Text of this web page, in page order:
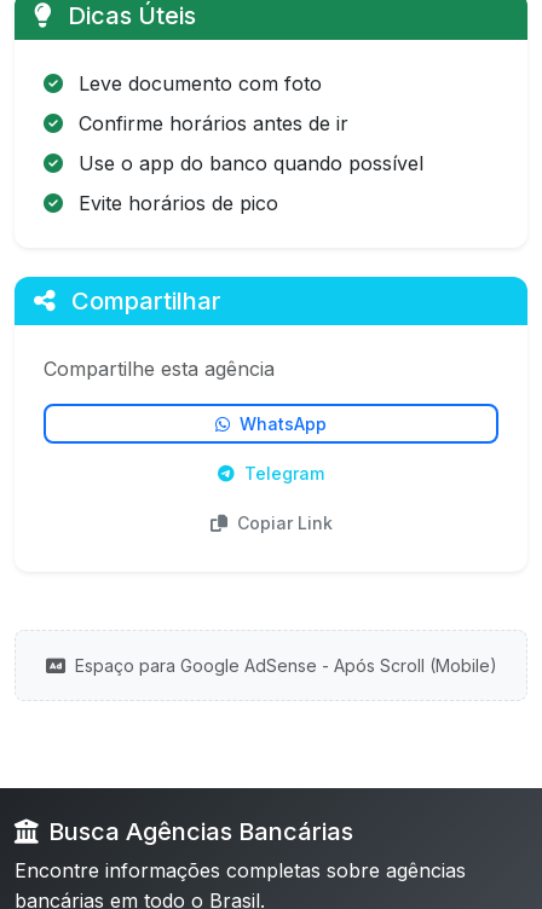
Dicas Úteis
Leve documento com foto
Confirme horários antes de ir
Use o app do banco quando possível
Evite horários de pico
Compartilhar
Compartilhe esta agência
WhatsApp
Telegram
Copiar Link
Espaço para Google AdSense - Após Scroll (Mobile)
Busca Agências Bancárias
Encontre informações completas sobre agências
bancárias em todo o Brasil.